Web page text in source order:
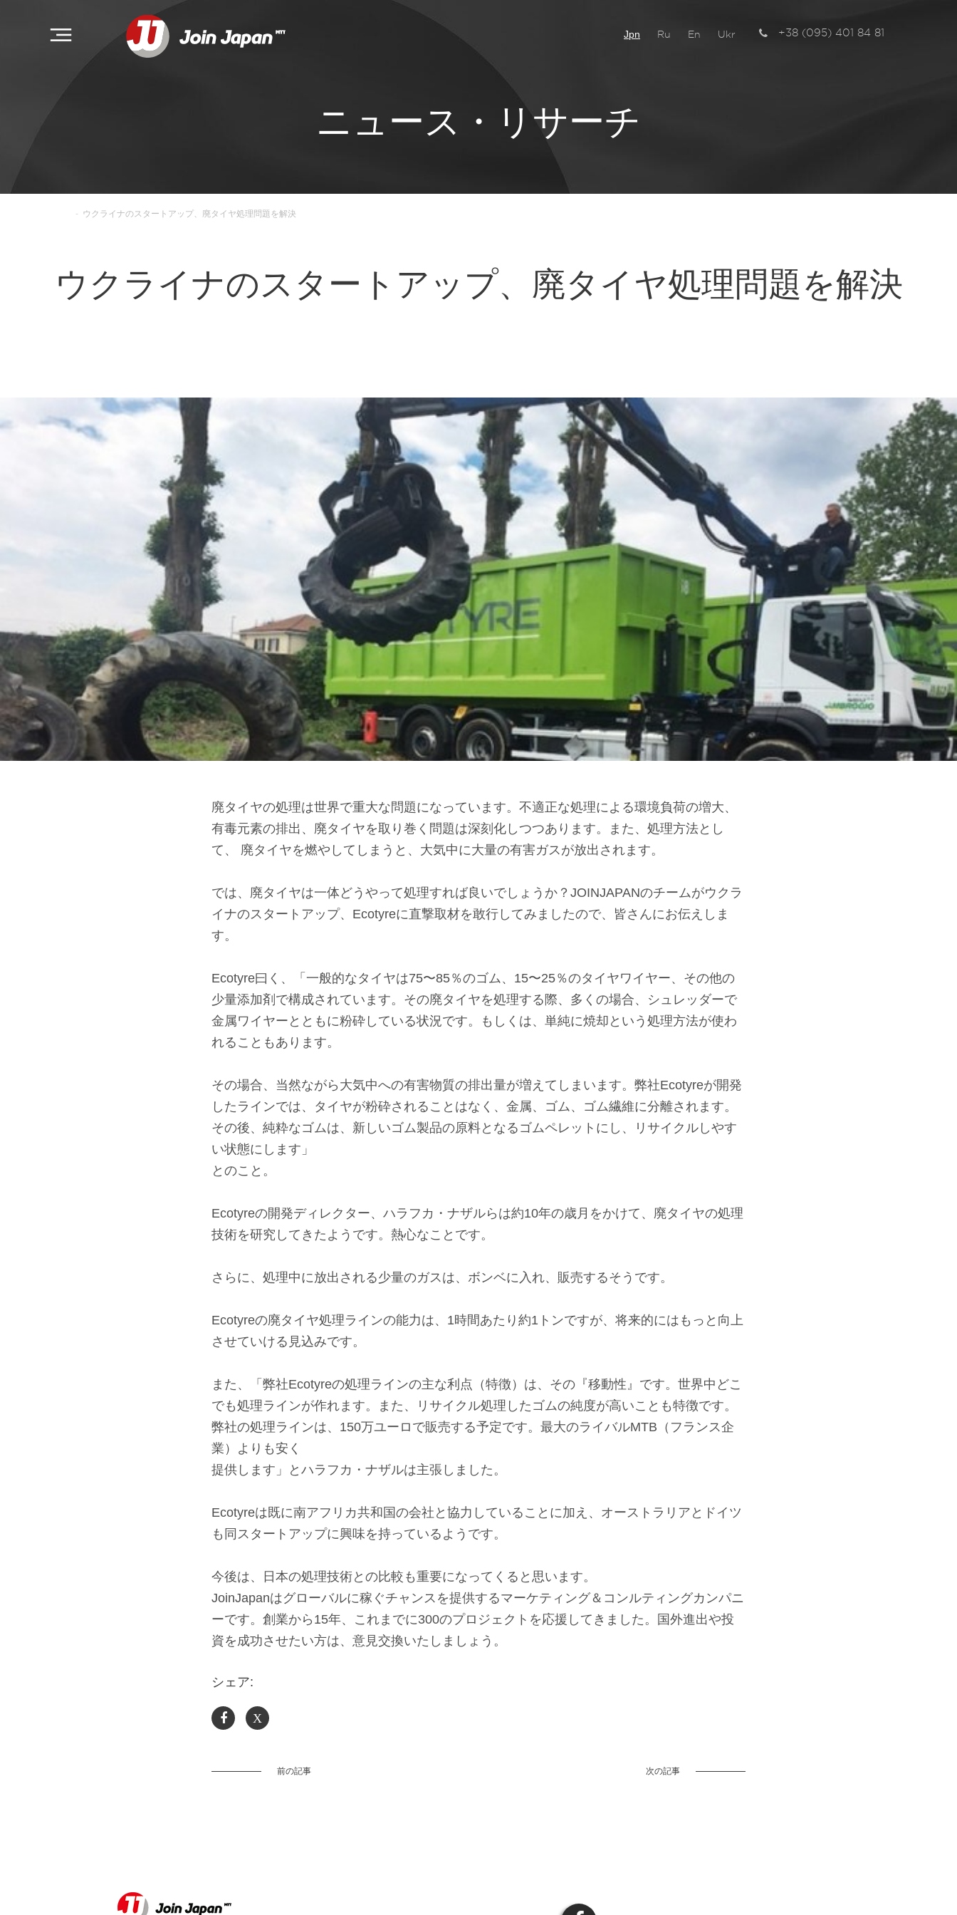
Jpn Ru En Ukr +38 (095) 401 84 81
ニュース・リサーチ
- ウクライナのスタートアップ、廃タイヤ処理問題を解決
ウクライナのスタートアップ、廃タイヤ処理問題を解決
廃タイヤの処理は世界で重大な問題になっています。不適正な処理による環境負荷の増大、
有毒元素の排出、廃タイヤを取り巻く問題は深刻化しつつあります。また、処理方法とし
て、 廃タイヤを燃やしてしまうと、大気中に大量の有害ガスが放出されます。
では、廃タイヤは一体どうやって処理すれば良いでしょうか？JOINJAPANのチームがウクラ
イナのスタートアップ、Ecotyreに直撃取材を敢行してみましたので、皆さんにお伝えしま
す。
Ecotyre曰く、「一般的なタイヤは75〜85％のゴム、15〜25％のタイヤワイヤー、その他の
少量添加剤で構成されています。その廃タイヤを処理する際、多くの場合、シュレッダーで
金属ワイヤーとともに粉砕している状況です。もしくは、単純に焼却という処理方法が使わ
れることもあります。
その場合、当然ながら大気中への有害物質の排出量が増えてしまいます。弊社Ecotyreが開発
したラインでは、タイヤが粉砕されることはなく、金属、ゴム、ゴム繊維に分離されます。
その後、純粋なゴムは、新しいゴム製品の原料となるゴムペレットにし、リサイクルしやす
い状態にします」
とのこと。
Ecotyreの開発ディレクター、ハラフカ・ナザルらは約10年の歳月をかけて、廃タイヤの処理
技術を研究してきたようです。熱心なことです。
さらに、処理中に放出される少量のガスは、ボンベに入れ、販売するそうです。
Ecotyreの廃タイヤ処理ラインの能力は、1時間あたり約1トンですが、将来的にはもっと向上
させていける見込みです。
また、「弊社Ecotyreの処理ラインの主な利点（特徴）は、その『移動性』です。世界中どこ
でも処理ラインが作れます。また、リサイクル処理したゴムの純度が高いことも特徴です。
弊社の処理ラインは、150万ユーロで販売する予定です。最大のライバルMTB（フランス企
業）よりも安く
提供します」とハラフカ・ナザルは主張しました。
Ecotyreは既に南アフリカ共和国の会社と協力していることに加え、オーストラリアとドイツ
も同スタートアップに興味を持っているようです。
今後は、日本の処理技術との比較も重要になってくると思います。
JoinJapanはグローバルに稼ぐチャンスを提供するマーケティング＆コンルティングカンパニ
ーです。創業から15年、これまでに300のプロジェクトを応援してきました。国外進出や投
資を成功させたい方は、意見交換いたしましょう。
シェア:
X
前の記事 次の記事